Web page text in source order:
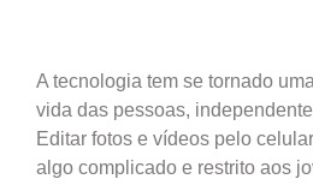
A tecnologia tem se tornado
vida das pessoas,
Editar fotos e vídeos pelo
algo complicado e restrito aos